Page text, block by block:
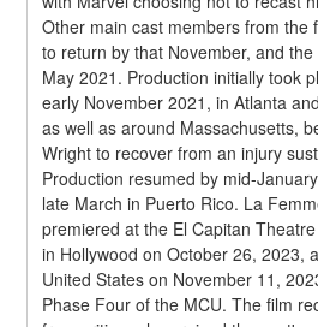
Other main cast members from the
to return by that November, and
May 2021. Production initially took
early November 2021, in Atlanta
as well as around Massachusetts,
Wright to recover from an injury
Production resumed by mid-
late March in Puerto Rico. La
premiered at the El Capitan
in Hollywood on October 26, 2023,
United States on November 11,
Phase Four of the MCU. The film